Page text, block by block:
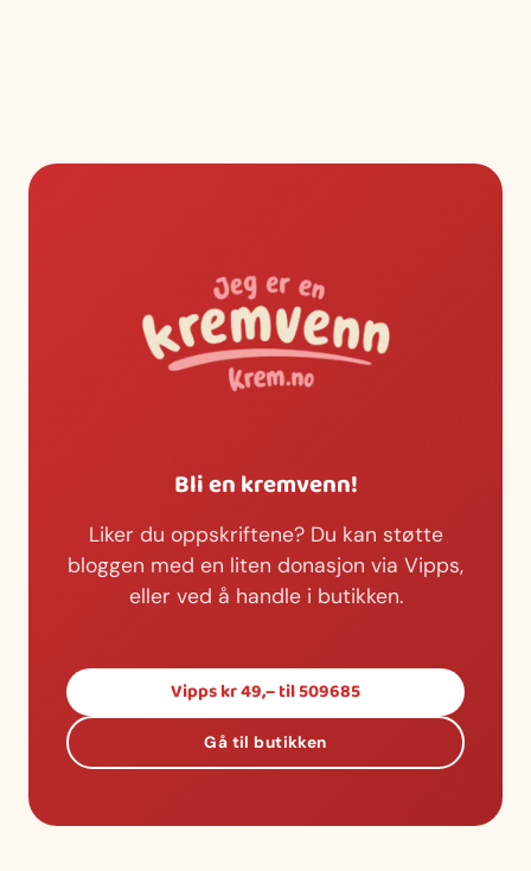
Bli en kremvenn!
Liker du oppskriftene? Du kan støtte
bloggen med en liten donasjon via Vipps,
eller ved å handle i butikken.
Vipps kr 49,– til 509685
Gå til butikken